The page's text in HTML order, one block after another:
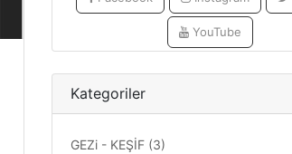
YouTube
Kategoriler
GEZi - KEŞİF (3)